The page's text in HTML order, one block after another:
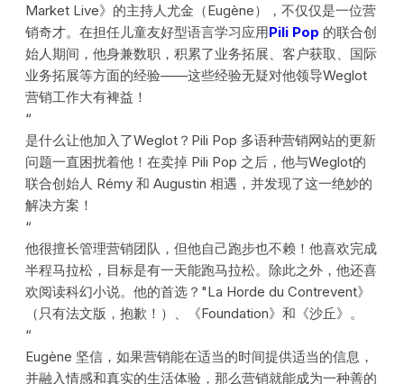
Market Live》的主持人尤金（Eugène），不仅仅是一位营
销奇才。在担任儿童友好型语言学习应用Pili Pop 的联合创
始人期间，他身兼数职，积累了业务拓展、客户获取、国际
业务拓展等方面的经验——这些经验无疑对他领导Weglot
营销工作大有裨益！
‍“
是什么让他加入了Weglot？Pili Pop 多语种营销网站的更新
问题一直困扰着他！在卖掉 Pili Pop 之后，他与Weglot的
联合创始人 Rémy 和 Augustin 相遇，并发现了这一绝妙的
解决方案！
‍“
他很擅长管理营销团队，但他自己跑步也不赖！他喜欢完成
半程马拉松，目标是有一天能跑马拉松。除此之外，他还喜
欢阅读科幻小说。他的首选？"La Horde du Contrevent》
（只有法文版，抱歉！）、《Foundation》和《沙丘》。
‍“
Eugène 坚信，如果营销能在适当的时间提供适当的信息，
并融入情感和真实的生活体验，那么营销就能成为一种善的